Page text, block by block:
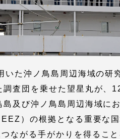
た沖ノ鳥島周辺海域の研
査団を乗せた望星丸が、
及び沖ノ鳥島周辺海域に
）の根拠となる重要な
ながる手がかりを得ること
各種情報・お問い合
サイトマップ